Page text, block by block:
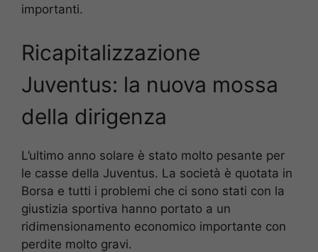
importanti.
Ricapitalizzazione
Juventus: la nuova mossa
della dirigenza
L’ultimo anno solare è stato molto pesante per
le casse della Juventus. La società è quotata in
Borsa e tutti i problemi che ci sono stati con la
giustizia sportiva hanno portato a un
ridimensionamento economico importante con
perdite molto gravi.